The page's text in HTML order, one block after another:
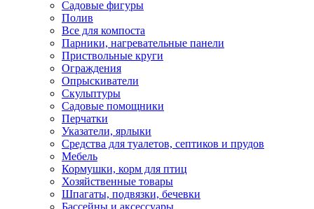
Садовые фигуры
Полив
Все для компоста
Парники, нагревательные панели
Приствольные круги
Ограждения
Опрыскиватели
Скульптуры
Садовые помощники
Перчатки
Указатели, ярлыки
Средства для туалетов, септиков и прудов
Мебель
Кормушки, корм для птиц
Хозяйственные товары
Шпагаты, подвязки, бечевки